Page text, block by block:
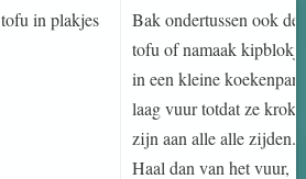
tofu in plakjes
Bak ondertussen ook de
tofu of namaak
in een kleine koekenpan
laag vuur totdat ze
zijn aan alle alle zijden.
Haal dan van het vuur,